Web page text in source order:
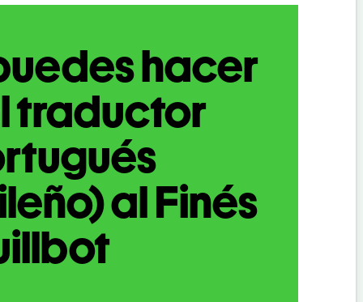
hacer
traductor
al Finés